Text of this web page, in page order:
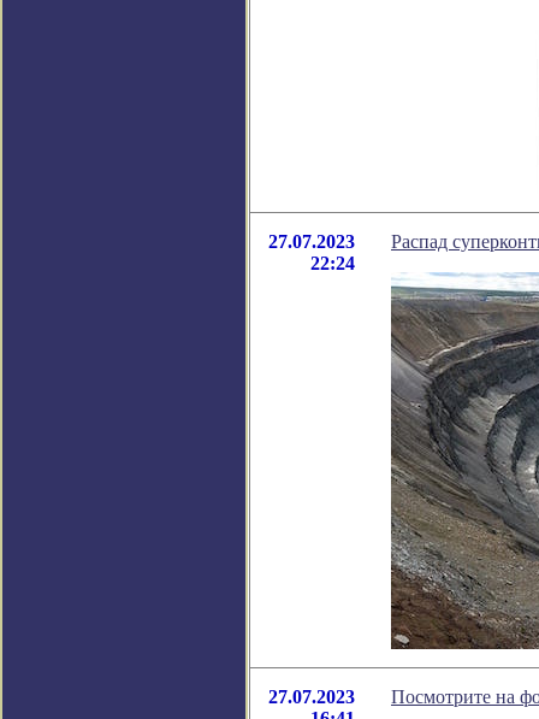
27.07.2023
22:24
Распад
27.07.2023
Посмотрите на